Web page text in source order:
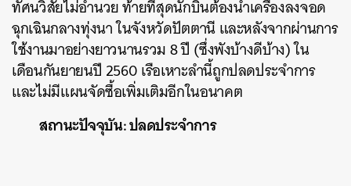
ทัศนวิสัยไม่อำนวย ท้ายที่สุดนักบินต้องนำเครื่องลงจอด
ฉุกเฉินกลางทุ่งนา ในจังหวัดปัตตานี และหลังจากผ่านการ
ใช้งานมาอย่างยาวนานรวม 8 ปี (ซึ่งพังบ้างดีบ้าง) ใน
เดือนกันยายนปี 2560 เรือเหาะลำนี้ถูกปลดประจำการ
และไม่มีแผนจัดซื้อเพิ่มเติมอีกในอนาคต
สถานะปัจจุบัน: ปลดประจำการ